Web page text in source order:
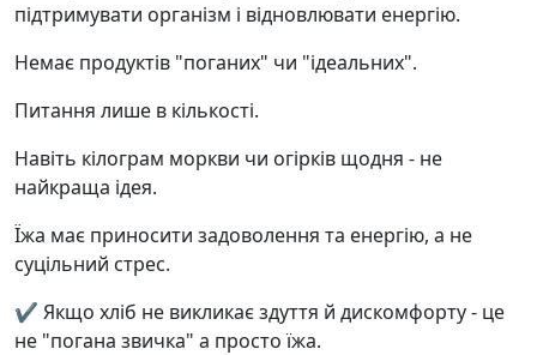
підтримувати організм і відновлювати енергію.
Немає продуктів "поганих" чи "ідеальних".
Питання лише в кількості.
Навіть кілограм моркви чи огірків щодня - не
найкраща ідея.
Їжа має приносити задоволення та енергію, а не
суцільний стрес.
✔️ Якщо хліб не викликає здуття й дискомфорту - це
не "погана звичка" а просто їжа.